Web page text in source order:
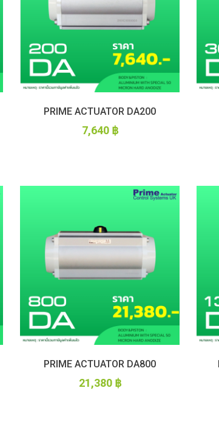
PRIME ACTUATOR DA200
7,640 ฿
PRIME ACTUATOR DA800
21,380 ฿